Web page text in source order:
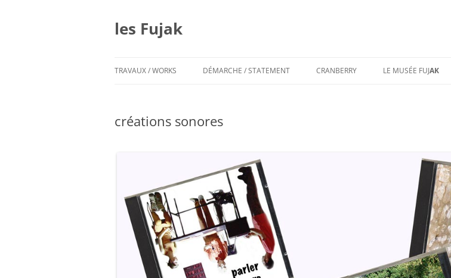
contenu
les Fujak
TRAVAUX / WORKS DÉMARCHE / STATEMENT CRANBERRY LE MUSÉE FUJAK
créations sonores